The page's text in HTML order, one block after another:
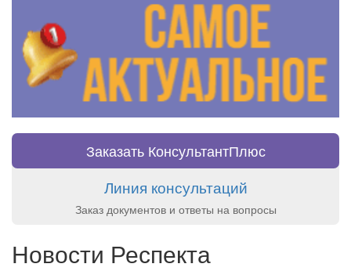
Заказать КонсультантПлюс
Линия консультаций
Заказ документов и ответы на вопросы
Новости Респекта